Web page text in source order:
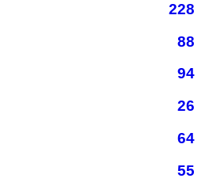
228
88
94
26
64
55